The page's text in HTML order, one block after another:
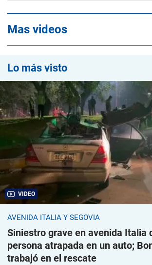
Mas videos
Lo más visto
VIDEO
AVENIDA ITALIA Y SEGOVIA
Siniestro grave en avenida Italia
persona atrapada en un auto;
trabajó en el rescate